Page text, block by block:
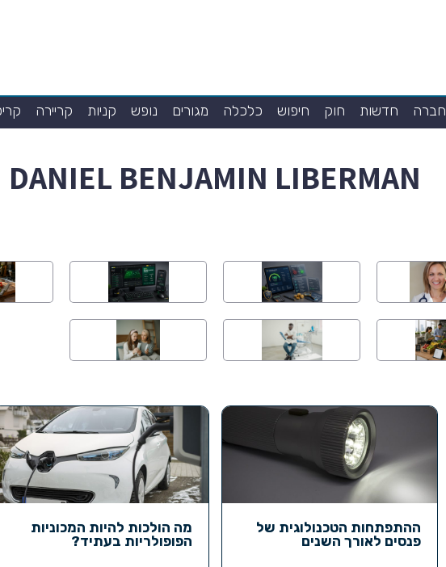
חברה חדשות חוק חיפוש כלכלה מגורים נופש קניות קריירה
DANIEL BENJAMIN LIBERMAN
ההתפתחות הטכנולוגית של
פנסים לאורך השנים
מה הולכות להיות המכוניות
הפופולריות בעתיד?